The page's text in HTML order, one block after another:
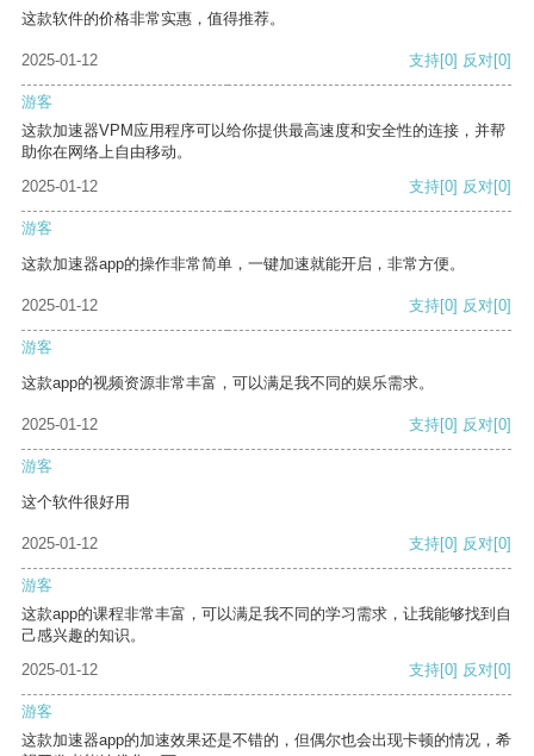
这款软件的价格非常实惠，值得推荐。
2025-01-12 支持[0] 反对[0]
游客
这款加速器VPM应用程序可以给你提供最高速度和安全性的连接，并帮
助你在网络上自由移动。
2025-01-12
支持[0] 反对[0]
游客
这款加速器app的操作非常简单，一键加速就能开启，非常方便。
2025-01-12 支持[0] 反对[0]
游客
这款app的视频资源非常丰富，可以满足我不同的娱乐需求。
2025-01-12 支持[0] 反对[0]
游客
这个软件很好用
2025-01-12 支持[0] 反对[0]
游客
这款app的课程非常丰富，可以满足我不同的学习需求，让我能够找到自
己感兴趣的知识。
2025-01-12
支持[0] 反对[0]
游客
这款加速器app的加速效果还是不错的，但偶尔也会出现卡顿的情况，希